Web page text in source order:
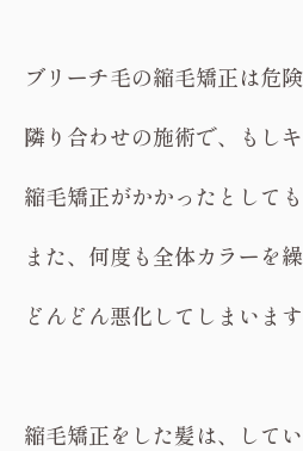
ブリーチ毛の縮毛矯正は危険
隣り合わせの施術で、もし
縮毛矯正がかかったとしても
また、何度も全体カラーを
どんどん悪化してしまいます
縮毛矯正をした髪は、して